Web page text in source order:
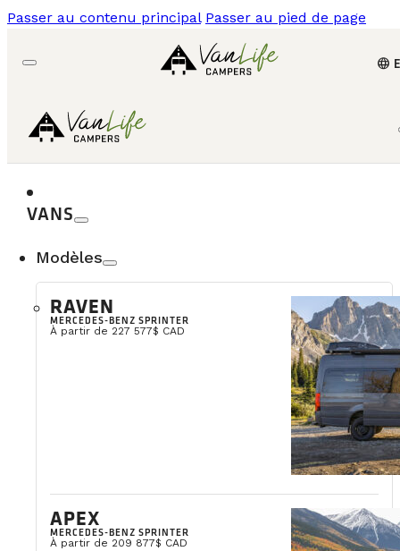
Passer au contenu principal Passer au pied de page
language
VANS
Modèles
RAVEN
MERCEDES-BENZ SPRINTER
À partir de 227 577$ CAD
APEX
MERCEDES-BENZ SPRINTER
À partir de 209 877$ CAD